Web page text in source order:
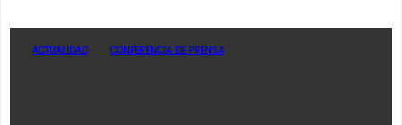
ACTUALIDAD CONFERENCIA DE PRENSA